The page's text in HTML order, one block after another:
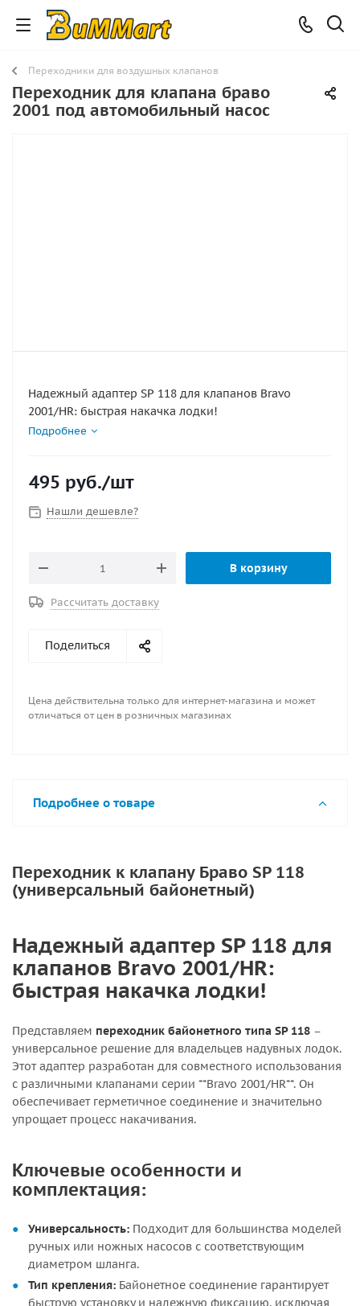
Переходники для воздушных клапанов
Переходник для клапана браво
2001 под автомобильный насос
Надежный адаптер SP 118 для клапанов Bravo
2001/HR: быстрая накачка лодки!
Подробнее
495 руб./шт
Нашли дешевле?
В корзину
Рассчитать доставку
Поделиться
Цена действительна только для интернет-магазина и может
отличаться от цен в розничных магазинах
Подробнее о товаре
Переходник к клапану Браво SP 118
(универсальный байонетный)
Надежный адаптер SP 118 для
клапанов Bravo 2001/HR:
быстрая накачка лодки!
Представляем переходник байонетного типа SP 118 –
универсальное решение для владельцев надувных лодок.
Этот адаптер разработан для совместного использования
с различными клапанами серии **Bravo 2001/HR**. Он
обеспечивает герметичное соединение и значительно
упрощает процесс накачивания.
Ключевые особенности и
комплектация:
Универсальность: Подходит для большинства моделей
ручных или ножных насосов с соответствующим
диаметром шланга.
Тип крепления: Байонетное соединение гарантирует
быструю установку и надежную фиксацию, исключая